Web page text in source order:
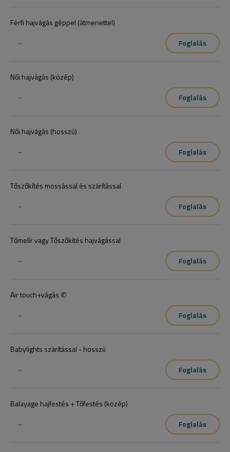
Férfi hajvágás géppel (átmenettel)
~
Foglalás
Női hajvágás (közép)
~
Foglalás
Női hajvágás (hosszú)
~
Foglalás
Tőszőkítés mossással és szárítással
~
Foglalás
Tőmelír vagy Tőszőkítés hajvágással
~
Foglalás
Air touch+vágás ✆
~
Foglalás
Babylights szárítással - hosszú
~
Foglalás
Balayage hajfestés + Tőfestés (közép)
~
Foglalás